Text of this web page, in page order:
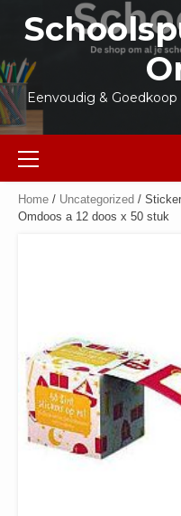
inhoud
Eenvoudig &
Primair
menu
Home / Uncategorized /
Omdoos a 12 doos x 50 stuk